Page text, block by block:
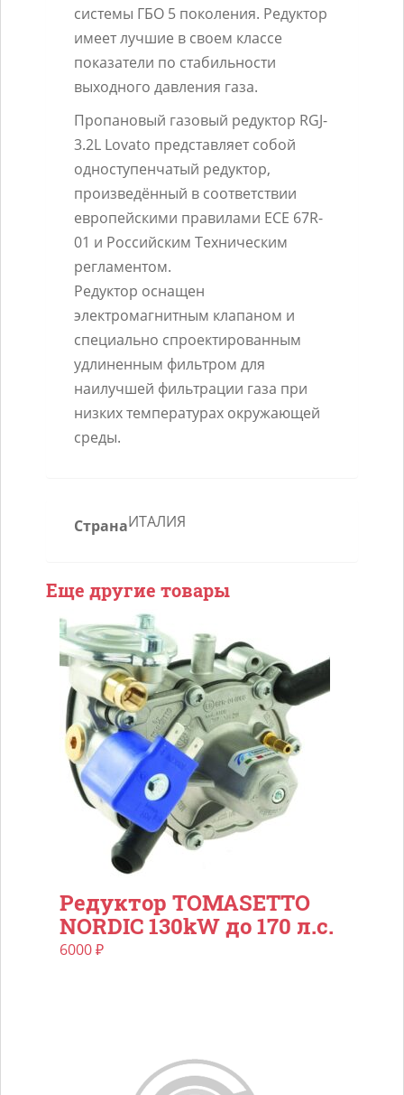
системы ГБО 5 поколения. Редуктор
имеет лучшие в своем классе
показатели по стабильности
выходного давления газа.
Пропановый газовый редуктор RGJ-
3.2L Lovato представляет собой
одноступенчатый редуктор,
произведённый в соответствии
европейскими правилами ECE 67R-
01 и Российским Техническим
регламентом.
Редуктор оснащен
электромагнитным клапаном и
специально спроектированным
удлиненным фильтром для
наилучшей фильтрации газа при
низких температурах окружающей
среды.
СтранаИТАЛИЯ
Еще другие товары
Редуктор TOMASETTO
NORDIC 130kW до 170 л.с.
6000₽